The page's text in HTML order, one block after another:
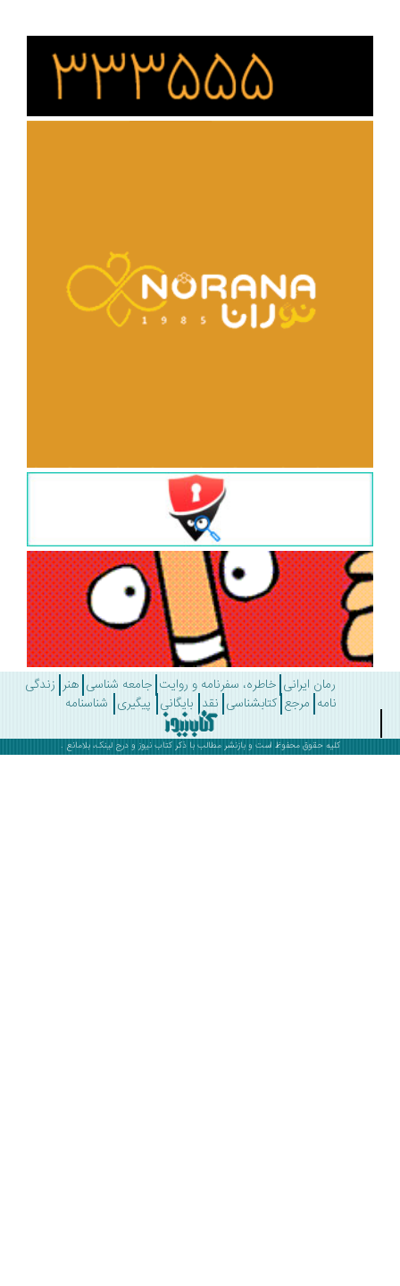
رمان ایرانی خاطره، سفرنامه و روایت جامعه شناسی هنر زندگی
مرجع کتابشناسی نقد بایگانی پیگیری شناسنامه
کلیه حقوق محفوظ است و بازنشر مطالب با ذکرکتاب نیوزو درج لینک، بلامانع .